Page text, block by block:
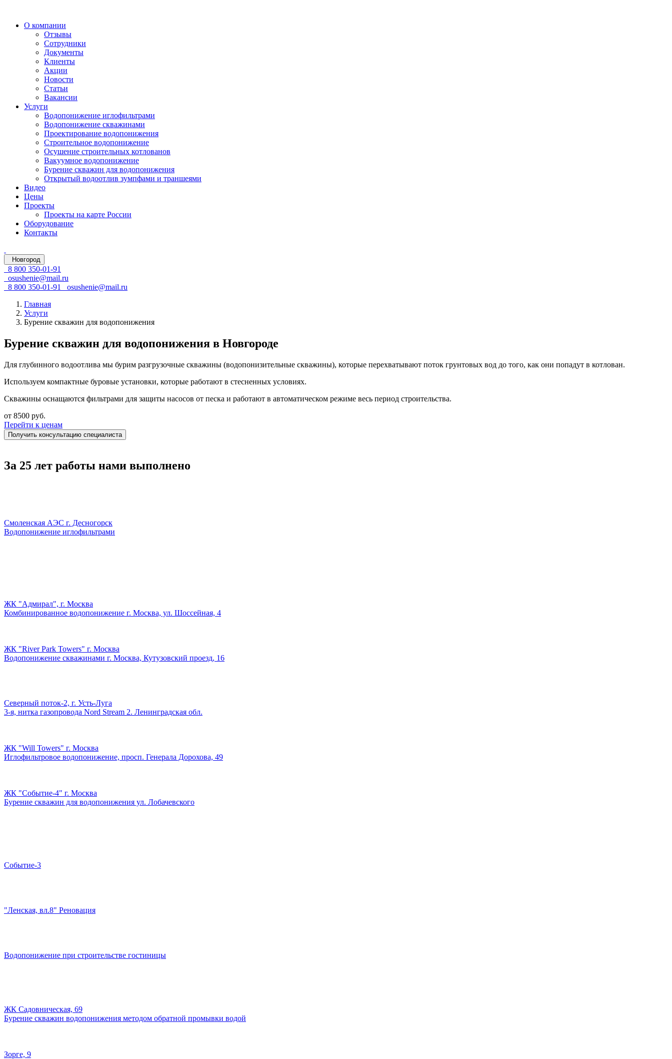
О компании
Отзывы
Сотрудники
Документы
Клиенты
Акции
Новости
Статьи
Вакансии
Услуги
Водопонижение иглофильтрами
Водопонижение скважинами
Проектирование водопонижения
Строительное водопонижение
Осушение строительных котлованов
Вакуумное водопонижение
Бурение скважин для водопонижения
Открытый водоотлив зумпфами и траншеями
Видео
Цены
Проекты
Проекты на карте России
Оборудование
Контакты
Новгород
8 800 350-01-91
osushenie@mail.ru
8 800 350-01-91
osushenie@mail.ru
Главная
Услуги
Бурение скважин для водопонижения
Бурение скважин для водопонижения в Новгороде
Для глубинного водоотлива мы бурим разгрузочные скважины (водопонизительные скважины), которые перехватывают поток грунтовых вод до того, как они попадут в котлован.
Используем компактные буровые установки, которые работают в стесненных условиях.
Скважины оснащаются фильтрами для защиты насосов от песка и работают в автоматическом режиме весь период строительства.
от 8500 руб.
Перейти к ценам
Получить консультацию специалиста
За 25 лет работы нами выполнено
Смоленская АЭС г. Десногорск
Водопонижение иглофильтрами
ЖК "Адмирал", г. Москва
Комбинированное водопонижение г. Москва, ул. Шоссейная, 4
ЖК "River Park Towers" г. Москва
Водопонижение скважинами г. Москва, Кутузовский проезд, 16
Северный поток-2, г. Усть-Луга
3-я, нитка газопровода Nord Stream 2. Ленинградская обл.
ЖК "Will Towers" г. Москва
Иглофильтровое водопонижение, просп. Генерала Дорохова, 49
ЖК "Событие-4" г. Москва
Бурение скважин для водопонижения ул. Лобачевского
Событие-3
"Ленская, вл.8" Реновация
Водопонижение при строительстве гостиницы
ЖК Садовническая, 69
Бурение скважин водопонижения методом обратной промывки водой
Зорге, 9